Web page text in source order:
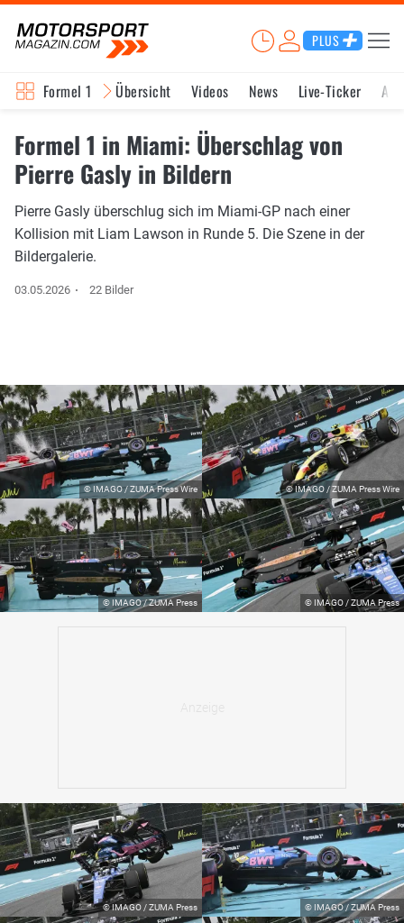
PLUS
Formel 1 Übersicht Videos News Live-Ticker
Formel 1 in Miami: Überschlag von
Pierre Gasly in Bildern
Pierre Gasly überschlug sich im Miami-GP nach einer
Kollision mit Liam Lawson in Runde 5. Die Szene in der
Bildergalerie.
03.05.2026 22 Bilder